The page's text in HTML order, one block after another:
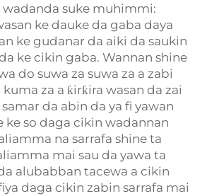
suke muhimmi:
ke dauke da gaba daya
ke gudanar da aiki da saukin
ke cikin gaba. Wannan shine
do suwa za suwa za a zabi
za a ƙirƙira wasan da zai
da abin da ya fi yawan
ke so daga cikin wadannan
na sarrafa shine ta
mai sau da yawa ta
alubabban tacewa a cikin
daga cikin zabin sarrafa mai